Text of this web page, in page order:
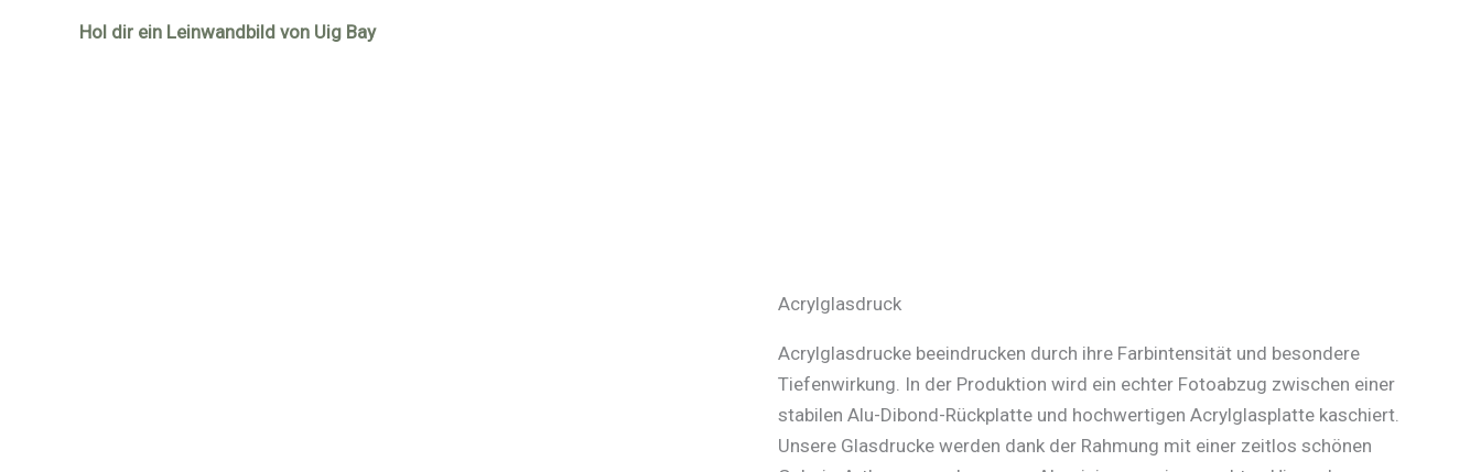
Hol dir ein Leinwandbild von Uig Bay
Acrylglasdruck
Acrylglasdrucke beeindrucken durch ihre Farbintensität und besondere
Tiefenwirkung. In der Produktion wird ein echter Fotoabzug zwischen einer
stabilen Alu-Dibond-Rückplatte und hochwertigen Acrylglasplatte kaschiert.
Unsere Glasdrucke werden dank der Rahmung mit einer zeitlos schönen